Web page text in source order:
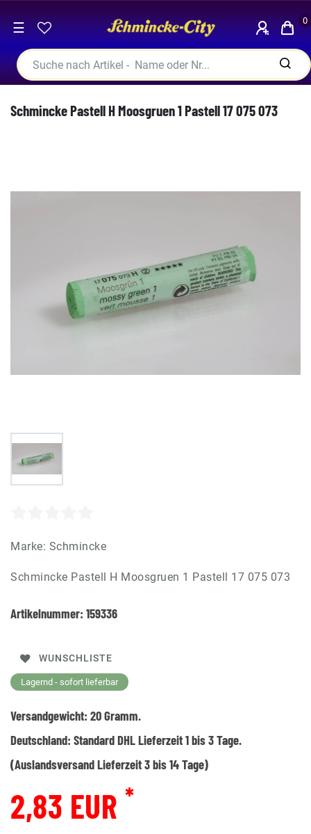
☰ 0
Schmincke Pastell H Moosgruen 1 Pastell 17 075 073
Marke: Schmincke
Schmincke Pastell H Moosgruen 1 Pastell 17 075 073
Artikelnummer: 159336
WUNSCHLISTE
Lagernd - sofort lieferbar
Versandgewicht: 20Gramm.
Deutschland: Standard DHL Lieferzeit 1 bis 3 Tage.
(Auslandsversand Lieferzeit 3 bis 14 Tage)
2,83 EUR *